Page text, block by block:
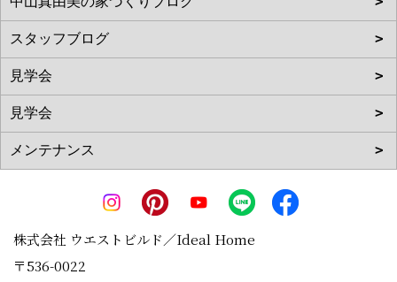
株式会社 ウエストビルド／Ideal Home
〒536-0022